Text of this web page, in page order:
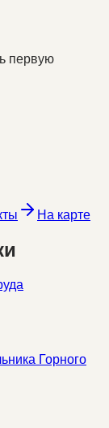
первую
На карте
Горного